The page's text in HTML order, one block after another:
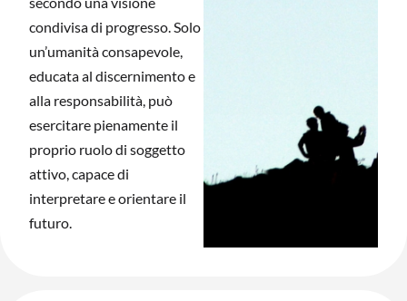
condivisa di progresso. Solo
un’umanità consapevole,
educata al discernimento e
alla responsabilità, può
esercitare pienamente il
proprio ruolo di soggetto
attivo, capace di
interpretare e orientare il
futuro.